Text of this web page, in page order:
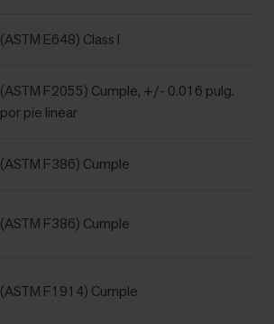
(ASTM E648) Class I
(ASTM F2055) Cumple, +/- 0.016 pulg.
por pie linear
(ASTM F386) Cumple
(ASTM F386) Cumple
(ASTM F1914) Cumple